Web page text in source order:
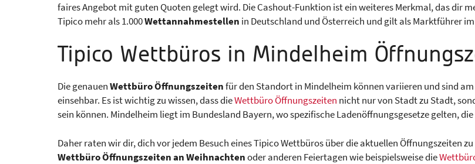
faires Angebot mit guten Quoten gelegt wird. Die Cashout-Funktion ist ein weiteres Merkmal, das dir
Tipico mehr als 1.000Wettannahmestellen in Deutschland und Österreich und gilt als Marktführer
Tipico Wettbüros in Mindelheim
Die genauenWettbüro Öffnungszeitenfür den Standort in Mindelheim können variieren und sind
einsehbar. Es ist wichtig zu wissen, dass dieWettbüro Öffnungszeiten nicht nur von Stadt zu Stadt,
sein können. Mindelheim liegt im Bundesland Bayern, wo spezifische Ladenöffnungsgesetze gelten,
Daher raten wir dir, dich vor jedem Besuch eines Tipico Wettbüros über die aktuellen Öffnungszeiten
Wettbüro Öffnungszeiten an Weihnachtenoder anderen Feiertagen wie beispielsweise die